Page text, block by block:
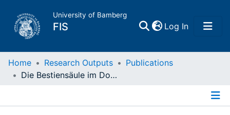
University of Bamberg
FIS Log In(current)
Home
Home Research Outputs
Publications
Die Bestiensäule im Dom zu Freising : Exkursion in die Bilderwelt des Mittelalters